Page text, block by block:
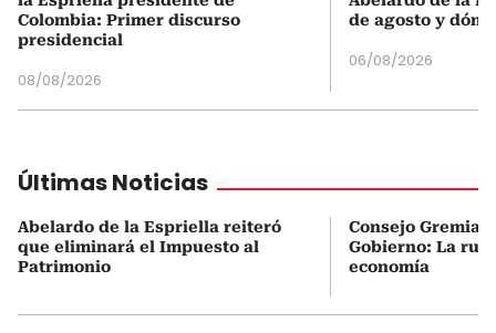
Colombia: Primer discurso
presidencial
08/08/2026
de agosto y
06/08/2026
Últimas Noticias
Abelardo de la Espriella reiteró
que eliminará el Impuesto al
Patrimonio
Consejo Gremial
Gobierno: La
economía